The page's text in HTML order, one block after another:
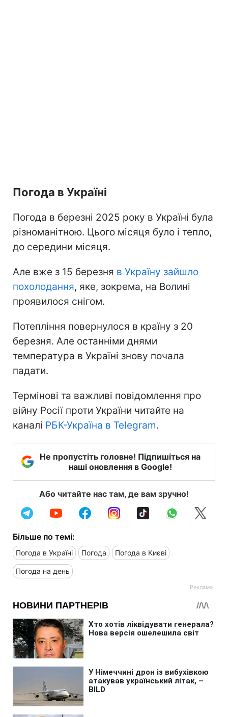
Погода в Україні
Погода в березні 2025 року в Україні була
різноманітною. Цього місяця було і тепло,
до середини місяця.
Але вже з 15 березня в Україну зайшло
похолодання, яке, зокрема, на Волині
проявилося снігом.
Потепління повернулося в країну з 20
березня. Але останніми днями
температура в Україні знову почала
падати.
Термінові та важливі повідомлення про
війну Росії проти України читайте на
каналі РБК-Україна в Telegram.
Не пропустіть головне! Підпишіться на
наші оновлення в Google!
Або читайте нас там, де вам зручно!
Більше по темі:
Погода в Україні Погода Погода в Києві
Погода на день